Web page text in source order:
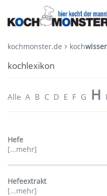
kochmonster.de koch
kochlexikon
Alle A B C D E F G H I
Hefe
[...mehr]
Hefeextrakt
[...mehr]